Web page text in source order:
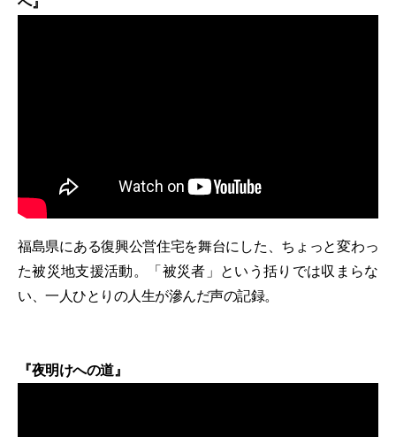
福島県にある復興公営住宅を舞台にした、ちょっと変わっ
た被災地支援活動。「被災者」という括りでは収まらな
い、一人ひとりの人生が滲んだ声の記録。
『夜明けへの道』